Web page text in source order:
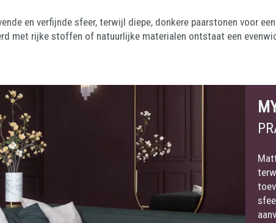
en verfijnde sfeer, terwijl diepe, donkere paarstonen voor
met rijke stoffen of natuurlijke materialen ontstaat een